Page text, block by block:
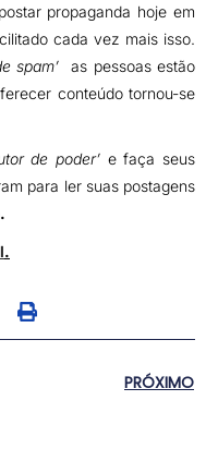
propaganda hoje em
cada vez mais isso.
spam’ as pessoas estão
conteúdo tornou-se
de poder’ e faça seus
para ler suas postagens
.
PRÓXIMO